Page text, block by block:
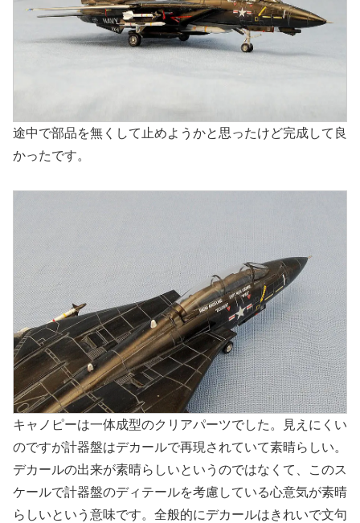
途中で部品を無くして止めようかと思ったけど完成して良
かったです。
キャノピーは一体成型のクリアパーツでした。見えにくい
のですが計器盤はデカールで再現されていて素晴らしい。
デカールの出来が素晴らしいというのではなくて、このス
ケールで計器盤のディテールを考慮している心意気が素晴
らしいという意味です。全般的にデカールはきれいで文句